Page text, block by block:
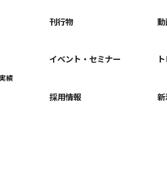
績
刊行物
イベント・セミナー
採用情報